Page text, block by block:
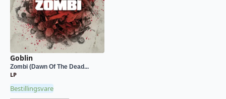
Goblin
Zombi (Dawn Of The Dead...
LP
Bestillingsvare